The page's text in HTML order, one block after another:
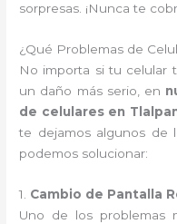
sorpresas. ¡Nunca te
¿Qué Problemas de
No importa si tu celular
un daño más serio, en
de celulares en
te dejamos algunos de
podemos solucionar:
1. Cambio de Pantalla
Uno de los problemas